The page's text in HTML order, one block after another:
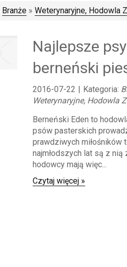
Branże » Weterynaryjne, Hodowla
Najlepsze
berneński
2016-07-22 | Kategoria:
Weterynaryjne, Hodowla
Berneński Eden to
psów pasterskich
prawdziwych miłośników
najmłodszych lat są z nią
hodowcy mają więc...
Czytaj więcej »